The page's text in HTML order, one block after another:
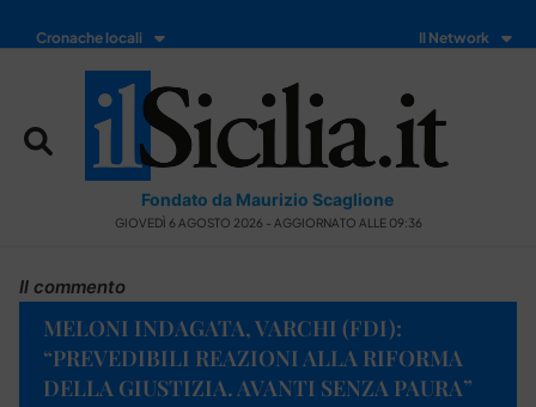
Cronache locali Il Network
Fondato da Maurizio Scaglione
GIOVEDÌ 6 AGOSTO 2026 - AGGIORNATO ALLE 09:36
Il commento
MELONI INDAGATA, VARCHI (FDI):
“PREVEDIBILI REAZIONI ALLA RIFORMA
DELLA GIUSTIZIA. AVANTI SENZA PAURA”